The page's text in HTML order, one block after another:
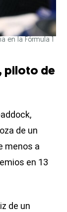
en la Fórmula 1
piloto de
de un
menos a
en 13
de un